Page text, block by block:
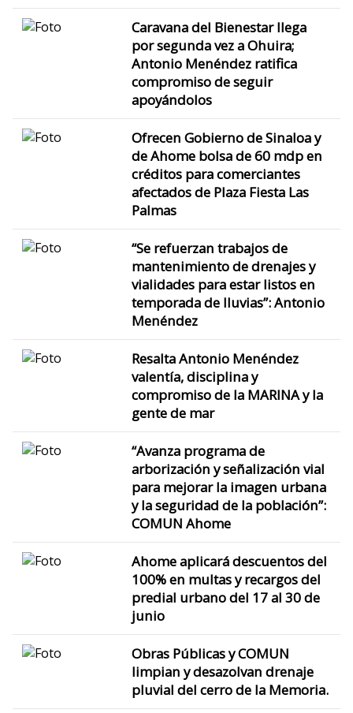
Caravana del Bienestar llega
por segunda vez a Ohuira;
Antonio Menéndez ratifica
compromiso de seguir
apoyándolos
Ofrecen Gobierno de Sinaloa y
de Ahome bolsa de 60 mdp en
créditos para comerciantes
afectados de Plaza Fiesta Las
Palmas
“Se refuerzan trabajos de
mantenimiento de drenajes y
vialidades para estar listos en
temporada de lluvias”: Antonio
Menéndez
Resalta Antonio Menéndez
valentía, disciplina y
compromiso de la MARINA y la
gente de mar
“Avanza programa de
arborización y señalización vial
para mejorar la imagen urbana
y la seguridad de la población”:
COMUN Ahome
Ahome aplicará descuentos del
100% en multas y recargos del
predial urbano del 17 al 30 de
junio
Obras Públicas y COMUN
limpian y desazolvan drenaje
pluvial del cerro de la Memoria.